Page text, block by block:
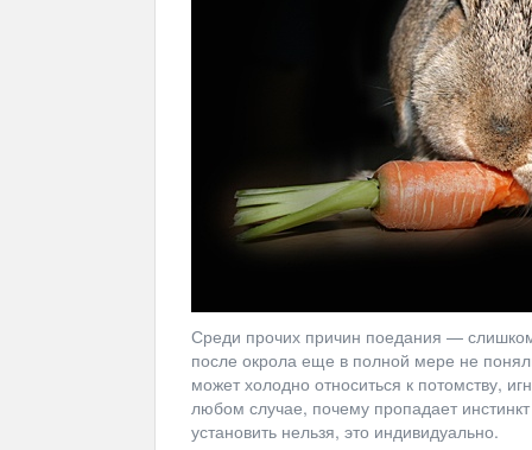
Среди прочих причин поедания —
после окрола еще в полной мере не
может холодно относиться к потомству,
любом случае, почему пропадает
установить нельзя, это индивидуально.